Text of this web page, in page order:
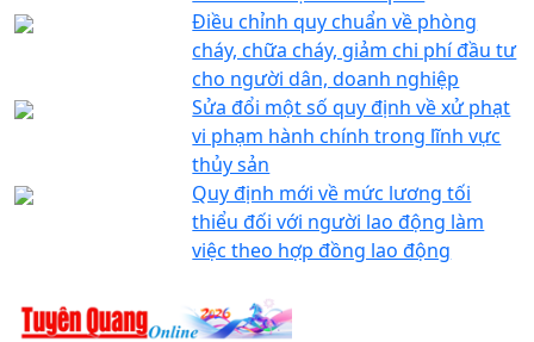
Điều chỉnh quy chuẩn về phòng
cháy, chữa cháy, giảm chi phí đầu tư
cho người dân, doanh nghiệp
Sửa đổi một số quy định về xử phạt
vi phạm hành chính trong lĩnh vực
thủy sản
Quy định mới về mức lương tối
thiểu đối với người lao động làm
việc theo hợp đồng lao động